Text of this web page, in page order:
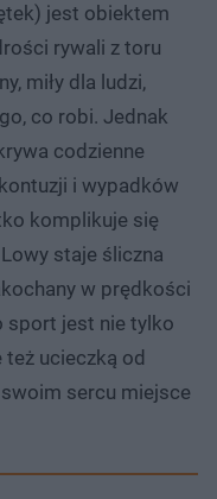
jest obiektem
rywali z toru
miły dla ludzi,
co robi. Jednak
codzienne
i wypadków
komplikuje się
staje śliczna
w prędkości
sport jest nie tylko
też ucieczką od
sercu miejsce